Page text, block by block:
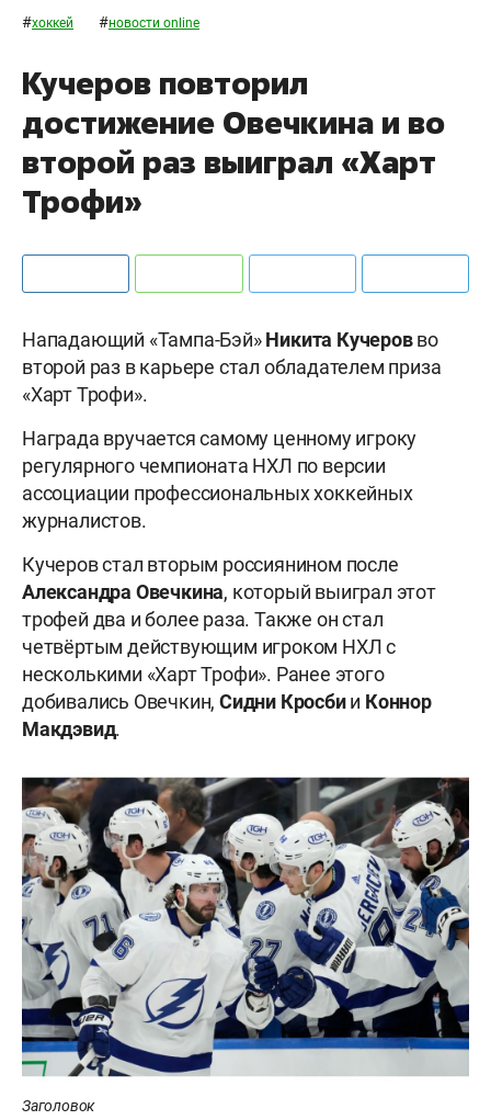
#хоккей #новости online
Кучеров повторил
достижение Овечкина и во
второй раз выиграл «Харт
Трофи»
Нападающий «Тампа-Бэй»Никита Кучеровво
второй раз в карьере стал обладателем приза
«Харт Трофи».
Награда вручается самому ценному игроку
регулярного чемпионата НХЛ по версии
ассоциации профессиональных хоккейных
журналистов.
Кучеров стал вторым россиянином после
Александра Овечкина, который выиграл этот
трофей два и более раза. Также он стал
четвёртым действующим игроком НХЛ с
несколькими «Харт Трофи». Ранее этого
добивались Овечкин, Сидни Кросбии Коннор
Макдэвид.
Заголовок